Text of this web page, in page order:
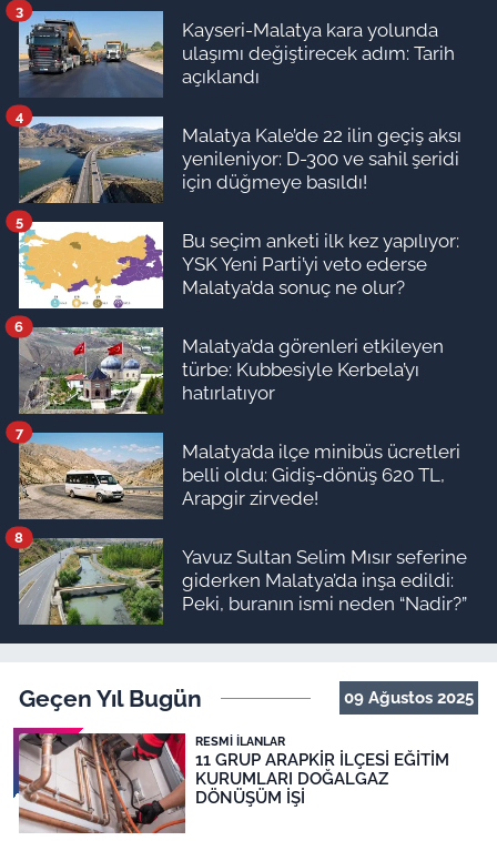
Kayseri-Malatya kara yolunda
ulaşımı değiştirecek adım: Tarih
açıklandı
3
Malatya Kale’de 22 ilin geçiş aksı
yenileniyor: D-300 ve sahil şeridi
için düğmeye basıldı!
4
Bu seçim anketi ilk kez yapılıyor:
YSK Yeni Parti’yi veto ederse
Malatya’da sonuç ne olur?
5
Malatya’da görenleri etkileyen
türbe: Kubbesiyle Kerbela’yı
hatırlatıyor
6
Malatya’da ilçe minibüs ücretleri
belli oldu: Gidiş-dönüş 620 TL,
Arapgir zirvede!
7
Yavuz Sultan Selim Mısır seferine
giderken Malatya’da inşa edildi:
Peki, buranın ismi neden “Nadir?”
8
Geçen Yıl Bugün 09 Ağustos 2025
RESMI İLANLAR
11 GRUP ARAPKİR İLÇESİ EĞİTİM
KURUMLARI DOĞALGAZ
DÖNÜŞÜM İŞİ